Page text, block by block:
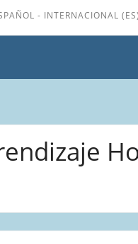
- INTERNACIONAL ‎(ES)‎